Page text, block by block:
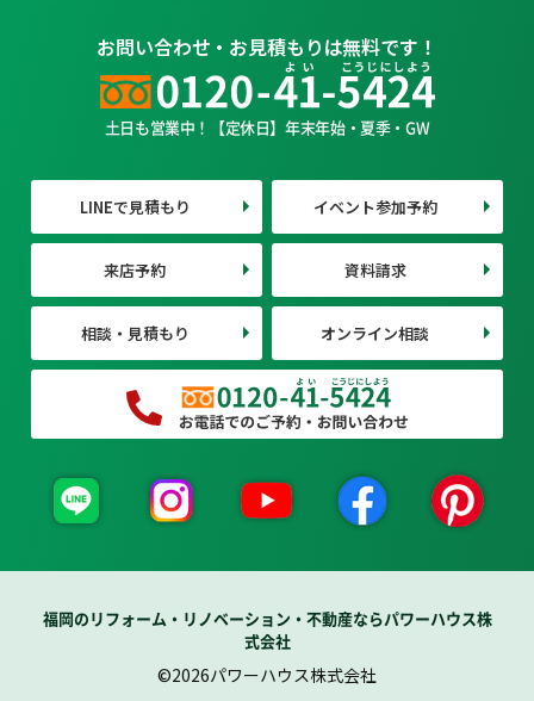
お問い合わせ・お見積もりは無料です！
土日も営業中！【定休日】年末年始・夏季・GW
LINEで見積もり イベント参加予約
来店予約 資料請求
相談・見積もり オンライン相談
福岡のリフォーム・リノベーション・不動産ならパワーハウス株
式会社
©2026パワーハウス株式会社